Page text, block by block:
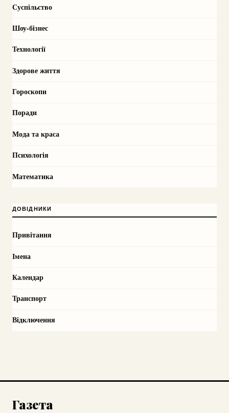
Суспільство
Шоу-бізнес
Технології
Здорове життя
Гороскопи
Поради
Мода та краса
Психологія
Математика
ДОВІДНИКИ
Привітання
Імена
Календар
Транспорт
Відключення
Газета